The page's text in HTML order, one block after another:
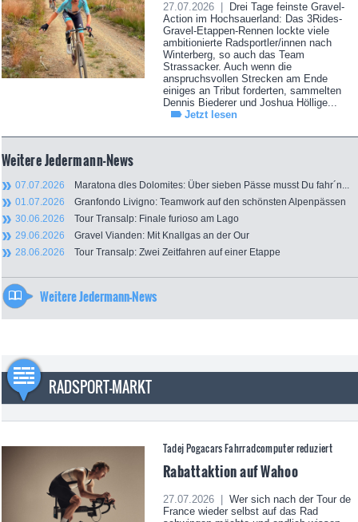
27.07.2026 |
Drei Tage feinste Gravel-
Action im Hochsauerland: Das 3Rides-
Gravel-Etappen-Rennen lockte viele
ambitionierte Radsportler/innen nach
Winterberg, so auch das Team
Strassacker. Auch wenn die
anspruchsvollen Strecken am Ende
einiges an Tribut forderten, sammelten
Dennis Biederer und Joshua Höllige...
Jetzt lesen
Weitere Jedermann-News
07.07.2026 Maratona dles Dolomites: Über sieben Pässe musst Du fahr´n...
01.07.2026 Granfondo Livigno: Teamwork auf den schönsten Alpenpässen
30.06.2026 Tour Transalp: Finale furioso am Lago
29.06.2026 Gravel Vianden: Mit Knallgas an der Our
28.06.2026 Tour Transalp: Zwei Zeitfahren auf einer Etappe
Weitere Jedermann-News
RADSPORT-MARKT
Tadej Pogacars Fahrradcomputer reduziert
Rabattaktion auf Wahoo
27.07.2026 |
Wer sich nach der Tour de
France wieder selbst auf das Rad